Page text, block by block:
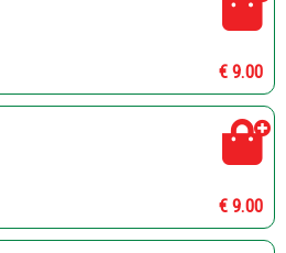
€ 9.00
€ 9.00